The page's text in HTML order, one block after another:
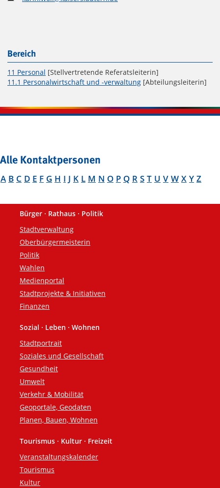
Bereich
11 Personal [Stellvertretende Referatsleiterin]
11.1 Personalwirtschaft und -verwaltung [Abteilungsleiterin]
Alle Kontaktpersonen
A B C D E F G H I J K L M N O P Q R S T U V W X Y Z
Fußzeile
Bürger · Rathaus · Politik
Stadtverwaltung
Oberbürgermeisterin
Politik
Wahlen
Medienportal
Stadtprojekte & Initiativen
Finanzen
Sozial · Leben · Wohnen
Stadtportrait
Soziales und Gesellschaft
Gesundheit
Umwelt
Verkehr & Mobilität
Geoportale, Geodaten
Planen, Bauen, Wohnen
Tourismus · Kultur · Freizeit
Veranstaltungskalender
Tourismus
Kultur